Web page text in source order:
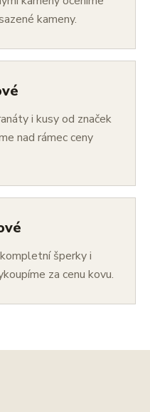
kameny.
i kusy od značek
nad rámec ceny
šperky i
za cenu kovu.